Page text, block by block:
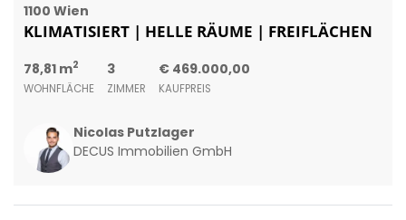
1100 Wien
KLIMATISIERT | HELLE RÄUME | FREIFLÄCHEN
78,81 m2
WOHNFLÄCHE
3
ZIMMER
€ 469.000,00
KAUFPREIS
Nicolas Putzlager
DECUS Immobilien GmbH